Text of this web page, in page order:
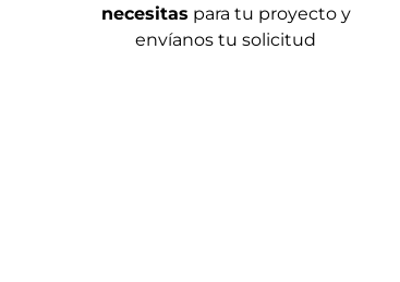
necesitas para tu proyecto y
envíanos tu solicitud